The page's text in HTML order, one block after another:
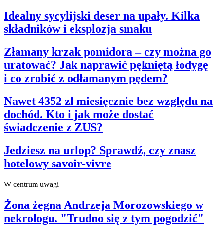
Idealny sycylijski deser na upały. Kilka
składników i eksplozja smaku
Złamany krzak pomidora – czy można go
uratować? Jak naprawić pękniętą łodygę
i co zrobić z odłamanym pędem?
Nawet 4352 zł miesięcznie bez względu na
dochód. Kto i jak może dostać
świadczenie z ZUS?
Jedziesz na urlop? Sprawdź, czy znasz
hotelowy savoir-vivre
W centrum uwagi
Żona żegna Andrzeja Morozowskiego w
nekrologu. "Trudno się z tym pogodzić"